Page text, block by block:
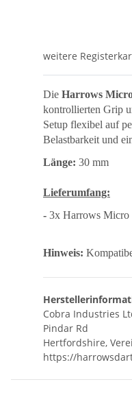
weitere
Die Harrows
kontrollierten Grip
Setup flexibel auf
Belastbarkeit und
Länge: 30 mm
Lieferumfang:
- 3x Harrows Micro
Hinweis:
Cobra Industries
Pindar Rd
Hertfordshire,
https://